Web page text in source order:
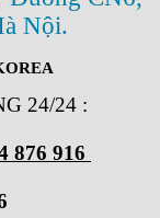
Nội.
24/24 :
876 916